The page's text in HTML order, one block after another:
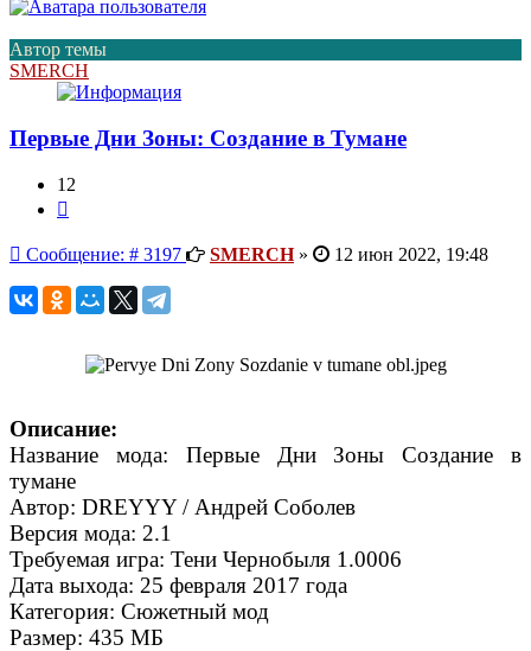
Автор темы
SMERCH
Первые Дни Зоны: Создание в Тумане
12
Сообщение: # 3197Сообщение
SMERCH» 12 июн 2022, 19:48
Описание:
Название мода: Первые Дни Зоны Создание в
тумане
Автор: DREYYY / Андрей Соболев
Версия мода: 2.1
Требуемая игра: Тени Чернобыля 1.0006
Дата выхода: 25 февраля 2017 года
Категория: Сюжетный мод
Размер: 435 МБ